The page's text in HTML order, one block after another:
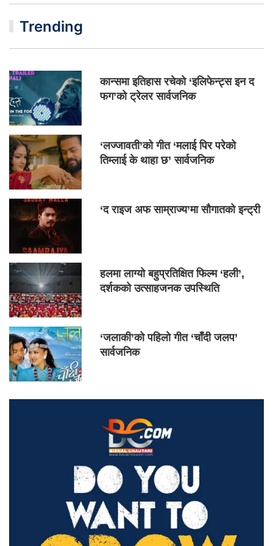
Trending
कान्समा इतिहास रचेको ‘इलिफेन्ट्स इन द
फग’को ट्रेलर सार्वजनिक
‘लज्जावती’को गीत ‘मलाई पिर परेको
तिम्लाई के थाहा छ’ सार्वजनिक
‘द राइज अफ साम्राज्य’मा सौगातको इन्ट्री
हलमा लाग्यो बहुप्रतिक्षित फिल्म ‘हली’,
दर्शकको उत्साहजनक उपस्थिति
‘जलाकी’को पहिलो गीत ‘चाँदी जलप’
सार्वजनिक